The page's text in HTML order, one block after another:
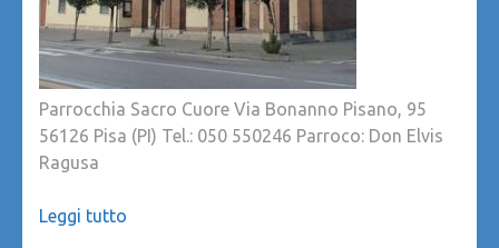
Parrocchia Sacro Cuore Via Bonanno Pisano, 95
56126 Pisa (PI) Tel.: 050 550246 Parroco: Don Elvis
Ragusa
Leggi tutto